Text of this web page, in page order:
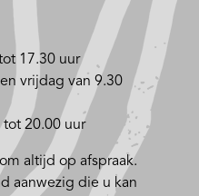
17.30 uur
vrijdag van 9.30
tot 20.00 uur
altijd op afspraak.
aanwezig die u kan